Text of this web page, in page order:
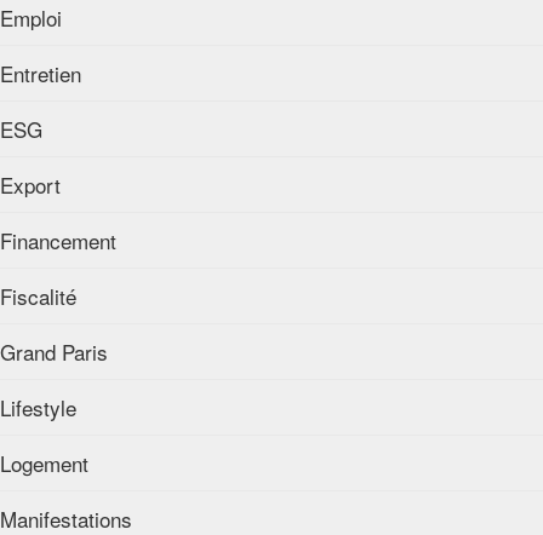
Emploi
Entretien
ESG
Export
Financement
Fiscalité
Grand Paris
Lifestyle
Logement
Manifestations